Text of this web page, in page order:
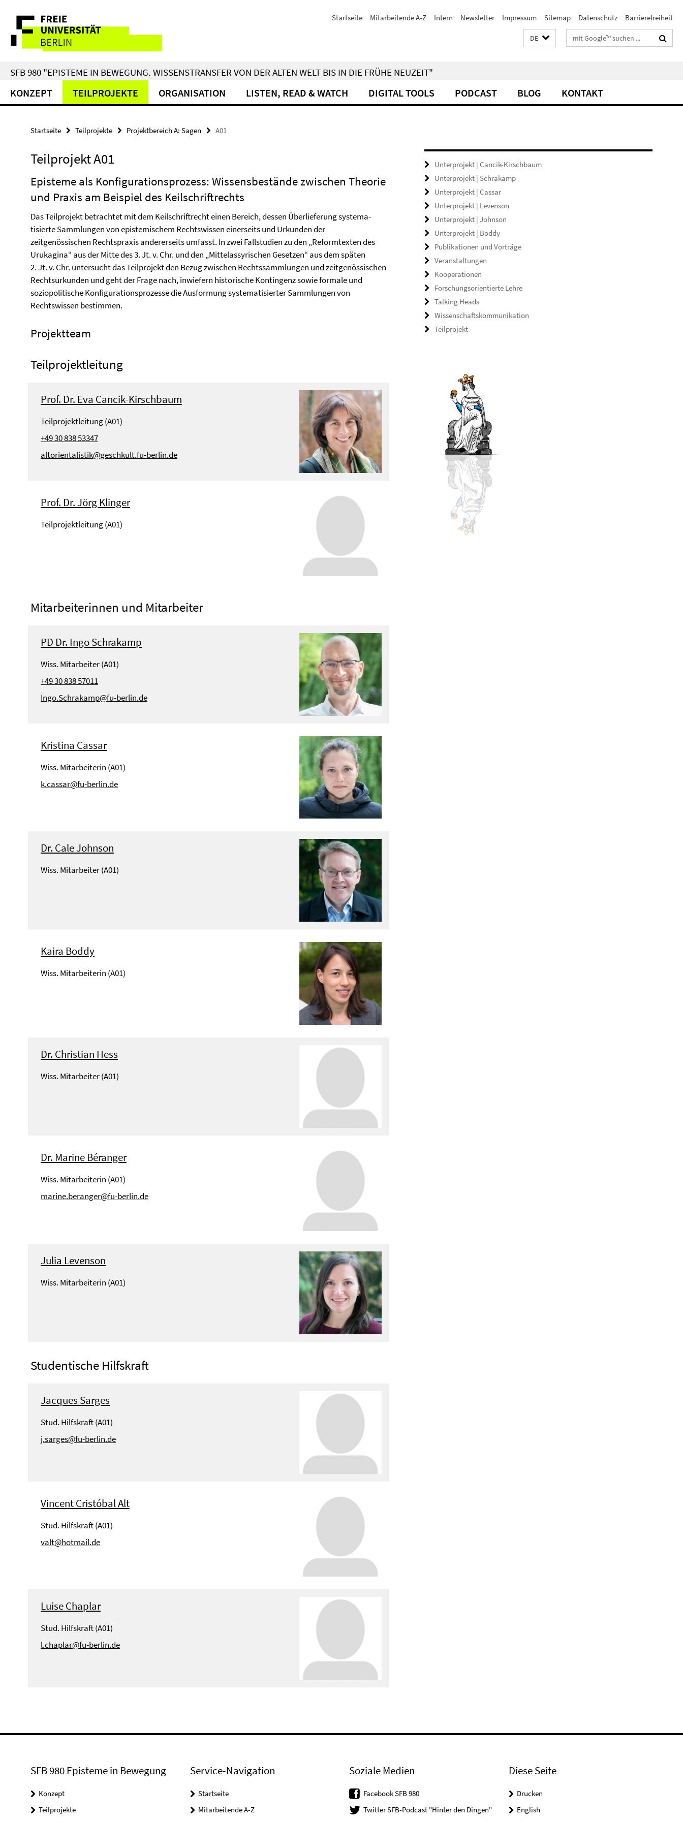
direkt
Inhalt
Service-
Navigation
Startseite Mitarbeitende A-Z Intern Newsletter Impressum Sitemap Datenschutz Barrierefreiheit
DE Suchbegriffe
SFB 980 "EPISTEME IN BEWEGUNG. WISSENSTRANSFER VON DER ALTEN WELT BIS IN DIE FRÜHE NEUZEIT"
KONZEPT TEILPROJEKTE ORGANISATION LISTEN, READ & WATCH DIGITAL TOOLS PODCAST BLOG KONTAKT
Startseite Teilprojekte Projektbereich A: Sagen A01
Teilprojekt A01
Episteme als Konfigurationsprozess: Wissensbestände zwischen Theorie
und Praxis am Beispiel des Keilschriftrechts
Das Teilprojekt betrachtet mit dem Keilschriftrecht einen Bereich, dessen Überlieferung systema­
tisierte Sammlungen von epistemischem Rechtswissen einerseits und Urkunden der
zeitgenössischen Rechtspraxis andererseits umfasst. In zwei Fallstudien zu den „Reformtexten des
Urukagina“ aus der Mitte des 3. Jt. v. Chr. und den „Mittelassyrischen Gesetzen“ aus dem späten
2. Jt. v. Chr. untersucht das Teilprojekt den Bezug zwischen Rechtssammlungen und zeitgenössischen
Rechtsurkunden und geht der Frage nach, inwiefern historische Kontingenz sowie formale und
soziopolitische Konfigura­tionsprozesse die Ausformung systematisierter Sammlungen von
Rechtswissen bestimmen.
Projektteam
Teilprojektleitung
Prof. Dr. Eva Cancik-Kirschbaum
Teilprojektleitung (A01)
+49 30 838 53347
altorientalistik@geschkult.fu-berlin.de
Prof. Dr. Jörg Klinger
Teilprojektleitung (A01)
Mitarbeiterinnen und Mitarbeiter
PD Dr. Ingo Schrakamp
Wiss. Mitarbeiter (A01)
+49 30 838 57011
Ingo.Schrakamp@fu-berlin.de
Kristina Cassar
Wiss. Mitarbeiterin (A01)
k.cassar@fu-berlin.de
Dr. Cale Johnson
Wiss. Mitarbeiter (A01)
Kaira Boddy
Wiss. Mitarbeiterin (A01)
Dr. Christian Hess
Wiss. Mitarbeiter (A01)
Dr. Marine Béranger
Wiss. Mitarbeiterin (A01)
marine.beranger@fu-berlin.de
Julia Levenson
Wiss. Mitarbeiterin (A01)
Studentische Hilfskraft
Jacques Sarges
Stud. Hilfskraft (A01)
j.sarges@fu-berlin.de
Vincent Cristóbal Alt
Stud. Hilfskraft (A01)
valt@hotmail.de
Luise Chaplar
Stud. Hilfskraft (A01)
l.chaplar@fu-berlin.de
Unterprojekt | Cancik-Kirschbaum
Unterprojekt | Schrakamp
Unterprojekt | Cassar
Unterprojekt | Levenson
Unterprojekt | Johnson
Unterprojekt | Boddy
Publikationen und Vorträge
Veranstaltungen
Kooperationen
Forschungsorientierte Lehre
Talking Heads
Wissenschaftskommunikation
Teilprojekt
SFB 980 Episteme in Bewegung
Konzept
Teilprojekte
Service-Navigation
Startseite
Mitarbeitende A-Z
Soziale Medien
Facebook SFB 980
Twitter SFB-Podcast "Hinter den Dingen"
Diese Seite
Drucken
English